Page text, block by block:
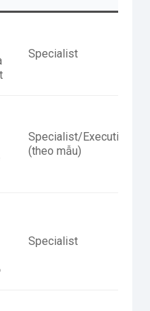
Specialist
Specialist/Executive
(theo mẫu)
Specialist